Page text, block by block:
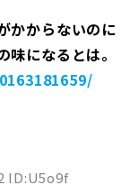
かからないのに
になるとは。
ID:U5o9f